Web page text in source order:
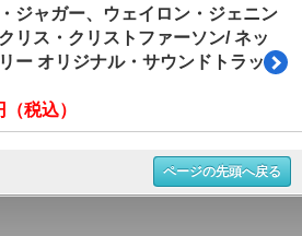
ジャガー、ウェイロン・ジェニン
リス・クリストファーソン/ ネッ
リー オリジナル・サウンドトラック
税込）
ページの先頭へ戻る